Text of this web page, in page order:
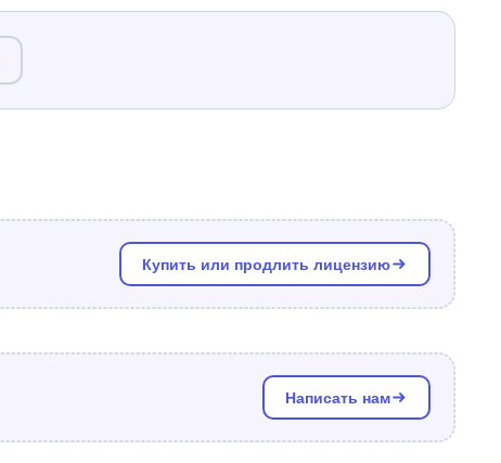
Купить или продлить лицензию
Написать нам